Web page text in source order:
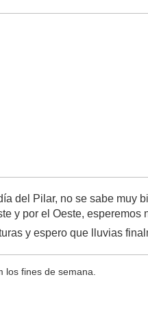
del Pilar, no se sabe muy
y por el Oeste,
y espero que lluvias
los fines de semana.